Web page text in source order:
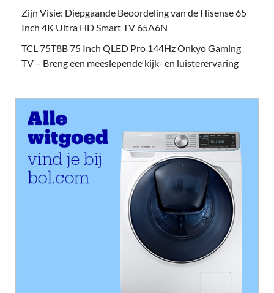
Zijn Visie: Diepgaande Beoordeling van de Hisense 65
Inch 4K Ultra HD Smart TV 65A6N
TCL 75T8B 75 Inch QLED Pro 144Hz Onkyo Gaming
TV – Breng een meeslepende kijk- en luisterervaring